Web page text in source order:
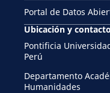
Portal de Datos
Ubicación y contacto
Pontificia
Perú
Departamento
Humanidades